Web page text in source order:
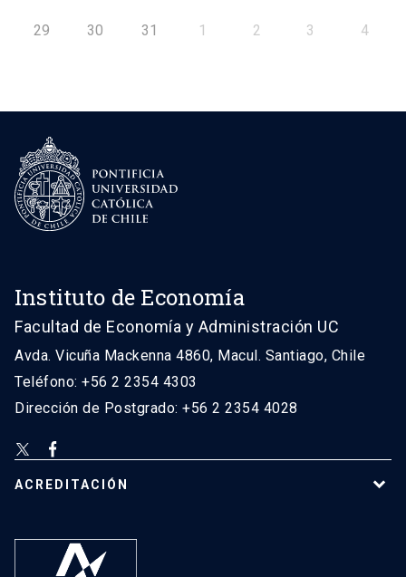
29 30 31 1 2 3 4
Instituto de Economía
Facultad de Economía y Administración UC
Avda. Vicuña Mackenna 4860, Macul. Santiago, Chile
Teléfono: +56 2 2354 4303
Dirección de Postgrado: +56 2 2354 4028
ACREDITACIÓN